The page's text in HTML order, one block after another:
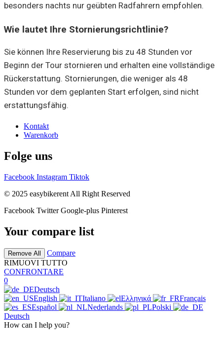
besonders nachts nur geübten Radfahrern empfohlen.
Wie lautet Ihre Stornierungsrichtlinie?
Sie können Ihre Reservierung bis zu 48 Stunden vor
Beginn der Tour stornieren und erhalten eine vollständige
Rückerstattung. Stornierungen, die weniger als 48
Stunden vor dem geplanten Start erfolgen, sind nicht
erstattungsfähig.
Kontakt
Warenkorb
Folge uns
Facebook Instagram Tiktok
© 2025 easybikerent All Right Reserved
Facebook Twitter Google-plus Pinterest
Your compare list
Remove All
Compare
RIMUOVI TUTTO
CONFRONTARE
0
Deutsch
English
Italiano Ελληνικά
Français
Español
Nederlands
Polski
Deutsch
How can I help you?